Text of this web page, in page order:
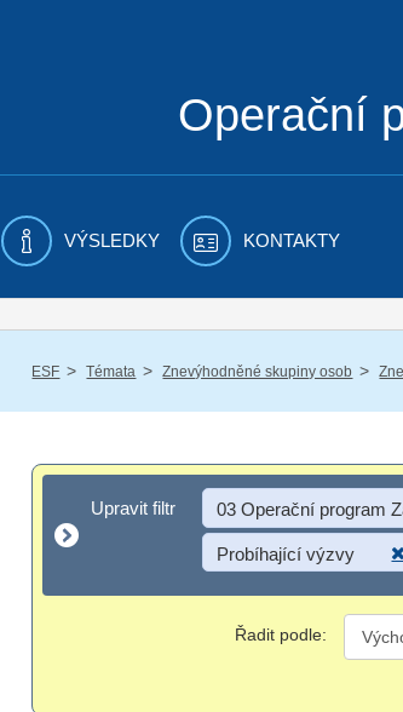
Operační
VÝSLEDKY KONTAKTY
ESF / Témata / Znevýhodněné skupiny osob /
Upravit filtr
Upravit filtr 03 Operační program
Probíhající výzvy
Řadit podle: